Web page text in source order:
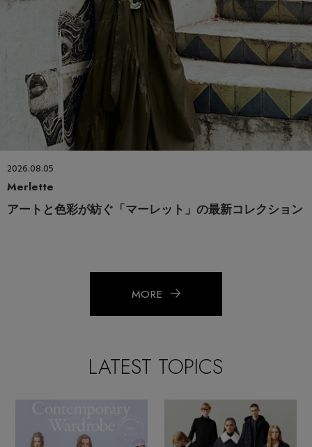
2026.08.05
Merlette
アートと色彩が紡ぐ「マーレット」の最新コレクション
MORE
LATEST TOPICS